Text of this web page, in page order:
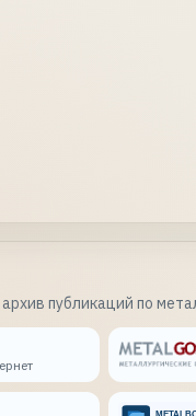
публикаций по